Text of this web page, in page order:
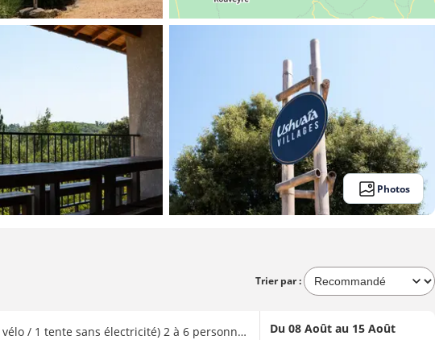
Photos
Trier par :
Forfait Randonneur (à pied ou à vélo / 1 tente sans électricité) 2 à 6 personnes - 2 pers. inclus dans le tarif Du 08 Août au 15 Août